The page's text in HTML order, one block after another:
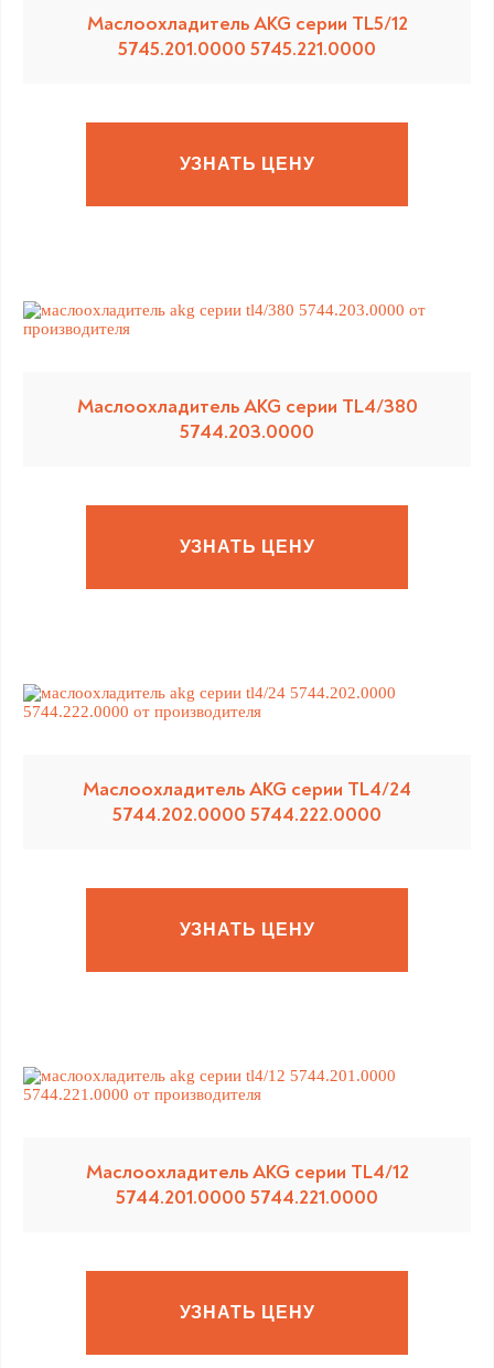
Маслоохладитель AKG серии TL5/12
5745.201.0000 5745.221.0000
УЗНАТЬ ЦЕНУ
Маслоохладитель AKG серии TL4/380
5744.203.0000
УЗНАТЬ ЦЕНУ
Маслоохладитель AKG серии TL4/24
5744.202.0000 5744.222.0000
УЗНАТЬ ЦЕНУ
Маслоохладитель AKG серии TL4/12
5744.201.0000 5744.221.0000
УЗНАТЬ ЦЕНУ